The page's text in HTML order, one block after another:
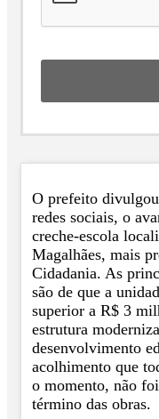
O prefeito
redes sociais, o
creche-escola
Magalhães, mais
Cidadania. As
são de que a
superior a R$ 3
estrutura
desenvolvimento
acolhimento que
o momento, não
término das obras.